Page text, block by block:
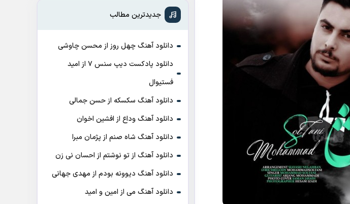
جدیدترین مطالب
دانلود آهنگ چهل روز از محسن چاوشی
دانلود پادکست ديپ سنس ۷ از اميد
فستيوال
دانلود آهنگ سکسکه از حسن جمالی
دانلود آهنگ وداع از افشين اخوان
دانلود آهنگ شاه صنم از پژمان مبرا
دانلود آهنگ از تو نوشتم از احسان نی زن
دانلود آهنگ دیوونه بودم از مهدی جهانی
دانلود آهنگ می از امین و امید